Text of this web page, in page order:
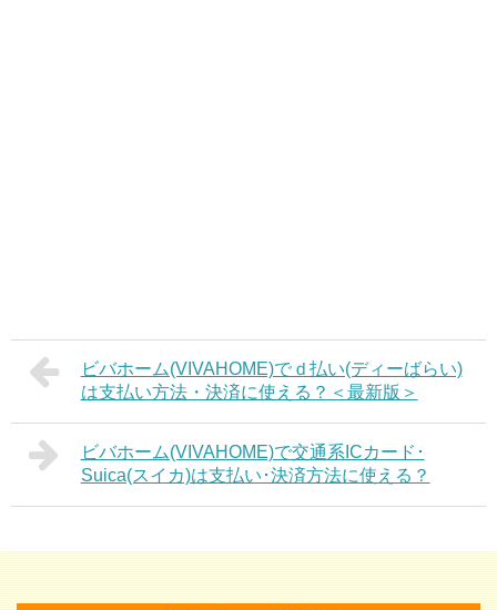
ビバホーム(VIVAHOME)でｄ払い(ディーばらい)
は支払い方法・決済に使える？＜最新版＞
ビバホーム(VIVAHOME)で交通系ICカード･
Suica(スイカ)は支払い･決済方法に使える？